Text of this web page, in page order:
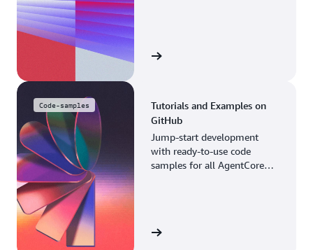
Browse the guide
Code-samples
Tutorials and Examples on
GitHub
Jump-start development
with ready-to-use code
samples for all AgentCore
Go to Github